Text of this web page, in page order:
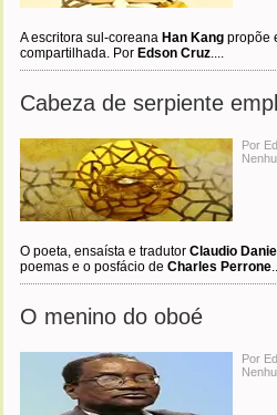
A escritora sul-coreana Han Kang propõe
compartilhada. Por Edson Cruz....
Cabeza de serpiente
Por
O poeta, ensaísta e tradutor Claudio
poemas e o posfácio de Charles Perrone
O menino do oboé
Por